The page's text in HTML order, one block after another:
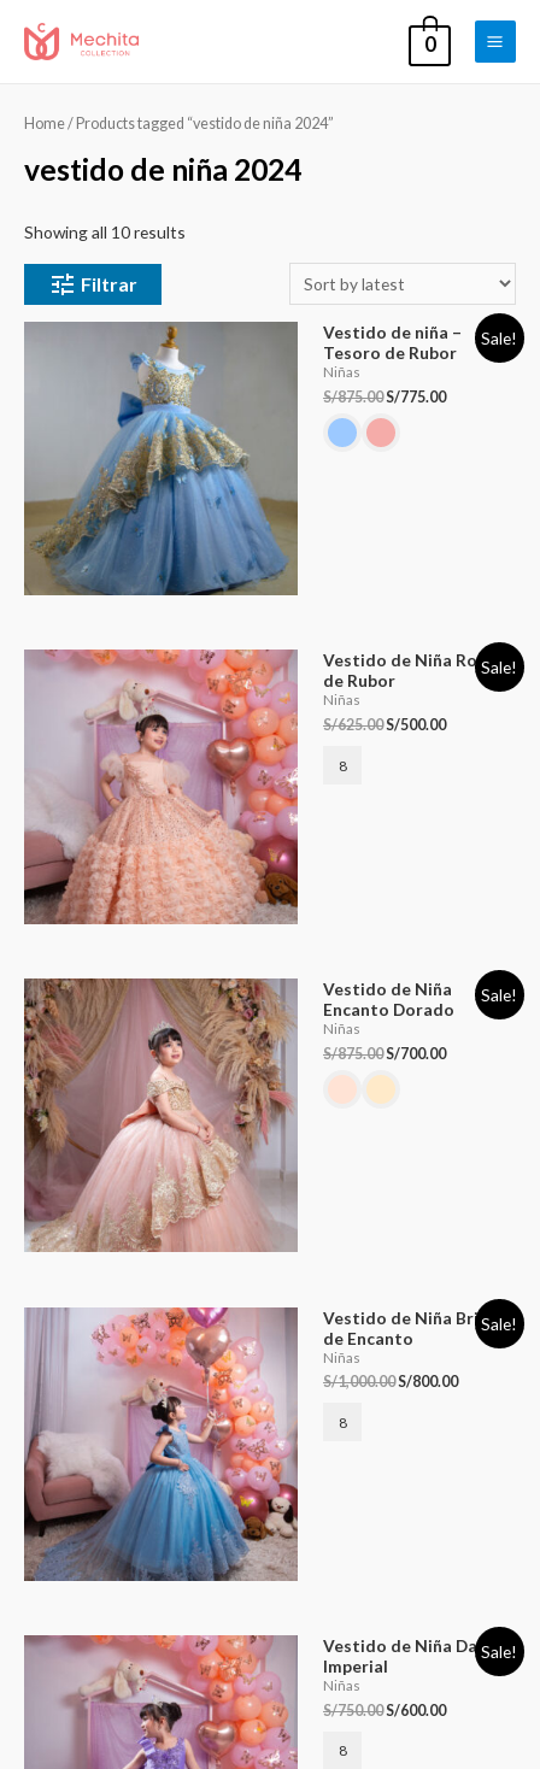
0
Main
Home/ Products tagged “vestido de niña 2024”
vestido de niña 2024
Showing all 10 results
Filtrar
Sale!
Vestido de niña –
Tesoro de Rubor
Niñas
S/875.00S/775.00
Sale!
Vestido de Niña Rosas
de Rubor
Niñas
S/625.00S/500.00
8
Sale!
Vestido de Niña
Encanto Dorado
Niñas
S/875.00S/700.00
Sale!
Vestido de Niña Brisa
de Encanto
Niñas
S/1,000.00S/800.00
8
Sale!
Vestido de Niña Dalia
Imperial
Niñas
S/750.00S/600.00
8